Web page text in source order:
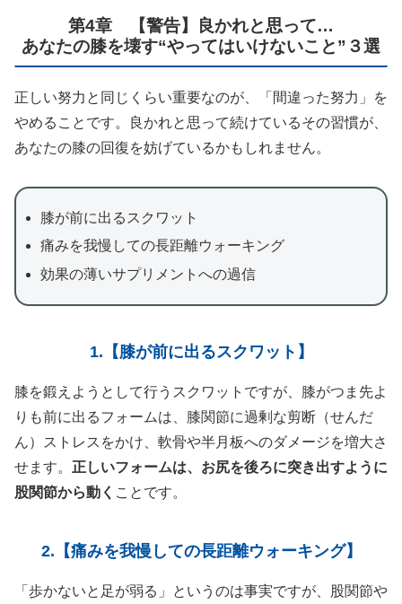
第4章 【警告】良かれと思って…
あなたの膝を壊す“やってはいけないこと”３選
正しい努力と同じくらい重要なのが、「間違った努力」を
やめることです。良かれと思って続けているその習慣が、
あなたの膝の回復を妨げているかもしれません。
膝が前に出るスクワット
痛みを我慢しての長距離ウォーキング
効果の薄いサプリメントへの過信
1.【膝が前に出るスクワット】
膝を鍛えようとして行うスクワットですが、膝がつま先よ
りも前に出るフォームは、膝関節に過剰な剪断（せんだ
ん）ストレスをかけ、軟骨や半月板へのダメージを増大さ
せます。 正しいフォームは、お尻を後ろに突き出すように
股関節から動く ことです。
2.【痛みを我慢しての長距離ウォーキング】
「歩かないと足が弱る」というのは事実ですが、股関節や